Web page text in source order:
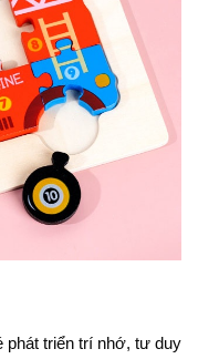
phát triển trí nhớ, tư duy